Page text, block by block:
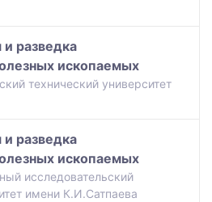
разведка
ископаемых
технический университет
разведка
ископаемых
исследовательский
имени К.И.Сатпаева